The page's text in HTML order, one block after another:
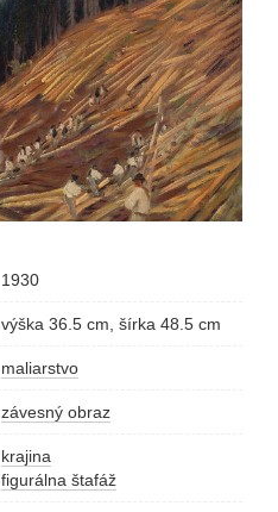
1930
výška 36.5 cm, šírka 48.5 cm
maliarstvo
závesný obraz
krajina
figurálna štafáž